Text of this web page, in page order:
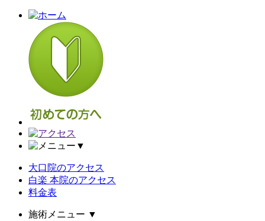
▼
大口院のアクセス
白楽 本院のアクセス
料金表
施術メニュー ▼